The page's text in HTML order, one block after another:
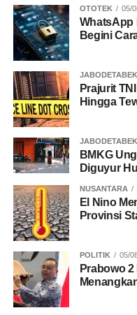
OTOTEK 05/
WhatsApp
Begini
JABODETABEK
Prajurit
Hingga
JABODETABEK
BMKG
Diguyur
NUSANTARA
El Nino
Provinsi
POLITIK 05/
Prabowo